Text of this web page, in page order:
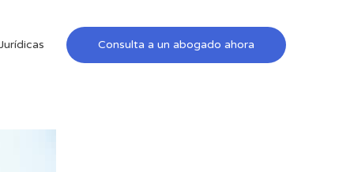
Consulta a un abogado ahora